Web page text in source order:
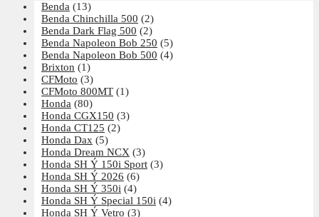
Benda (13)
Benda Chinchilla 500 (2)
Benda Dark Flag 500 (2)
Benda Napoleon Bob 250 (5)
Benda Napoleon Bob 500 (4)
Brixton (1)
CFMoto (3)
CFMoto 800MT (1)
Honda (80)
Honda CGX150 (3)
Honda CT125 (2)
Honda Dax (5)
Honda Dream NCX (3)
Honda SH Ý 150i Sport (3)
Honda SH Ý 2026 (6)
Honda SH Ý 350i (4)
Honda SH Ý Special 150i (4)
Honda SH Ý Vetro (3)